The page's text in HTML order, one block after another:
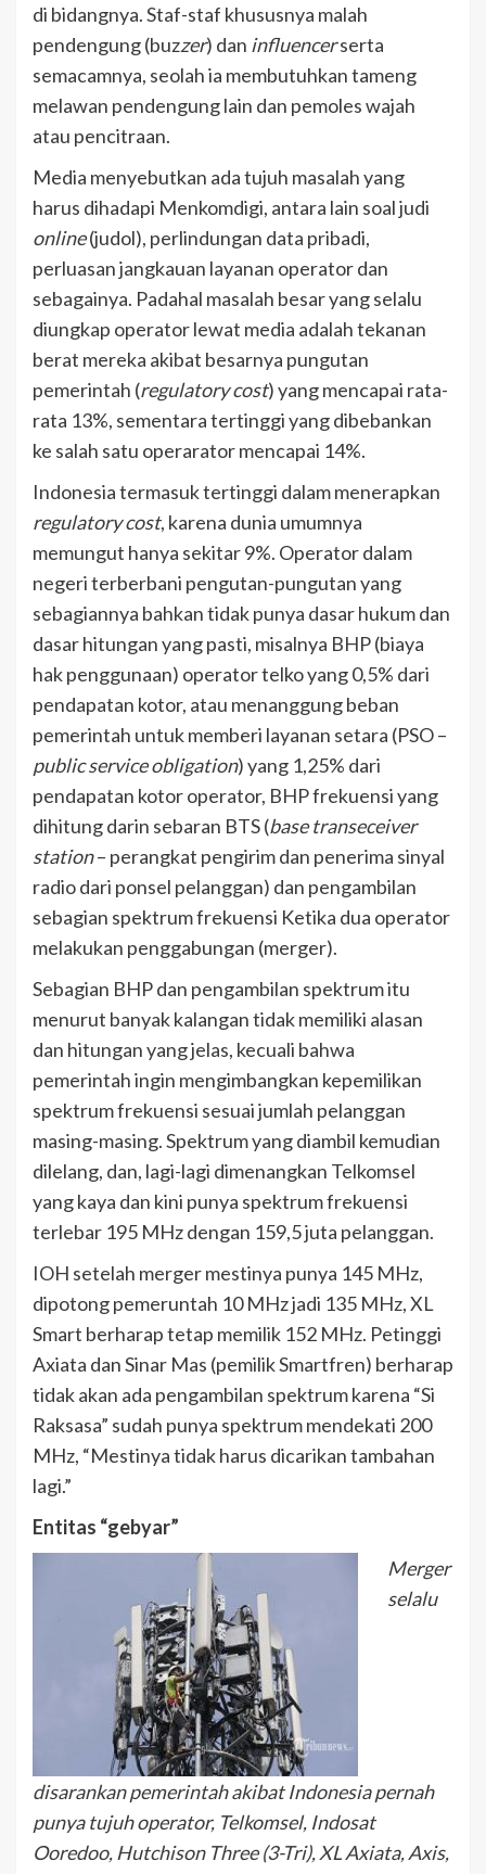
di bidangnya. Staf-staf khususnya malah
pendengung (buzzer) dan influencerserta
semacamnya, seolah ia membutuhkan tameng
melawan pendengung lain dan pemoles wajah
atau pencitraan.
Media menyebutkan ada tujuh masalah yang
harus dihadapi Menkomdigi, antara lain soal judi
online(judol), perlindungan data pribadi,
perluasan jangkauan layanan operator dan
sebagainya. Padahal masalah besar yang selalu
diungkap operator lewat media adalah tekanan
berat mereka akibat besarnya pungutan
pemerintah (regulatory cost) yang mencapai rata-
rata 13%, sementara tertinggi yang dibebankan
ke salah satu operarator mencapai 14%.
Indonesia termasuk tertinggi dalam menerapkan
regulatory cost, karena dunia umumnya
memungut hanya sekitar 9%. Operator dalam
negeri terberbani pengutan-pungutan yang
sebagiannya bahkan tidak punya dasar hukum dan
dasar hitungan yang pasti, misalnya BHP (biaya
hak penggunaan) operator telko yang 0,5% dari
pendapatan kotor, atau menanggung beban
pemerintah untuk memberi layanan setara (PSO –
public service obligation) yang 1,25% dari
pendapatan kotor operator, BHP frekuensi yang
dihitung darin sebaran BTS (base transeceiver
station– perangkat pengirim dan penerima sinyal
radio dari ponsel pelanggan) dan pengambilan
sebagian spektrum frekuensi Ketika dua operator
melakukan penggabungan (merger).
Sebagian BHP dan pengambilan spektrum itu
menurut banyak kalangan tidak memiliki alasan
dan hitungan yang jelas, kecuali bahwa
pemerintah ingin mengimbangkan kepemilikan
spektrum frekuensi sesuai jumlah pelanggan
masing-masing. Spektrum yang diambil kemudian
dilelang, dan, lagi-lagi dimenangkan Telkomsel
yang kaya dan kini punya spektrum frekuensi
terlebar 195 MHz dengan 159,5 juta pelanggan.
IOH setelah merger mestinya punya 145 MHz,
dipotong pemeruntah 10 MHz jadi 135 MHz, XL
Smart berharap tetap memilik 152 MHz. Petinggi
Axiata dan Sinar Mas (pemilik Smartfren) berharap
tidak akan ada pengambilan spektrum karena “Si
Raksasa” sudah punya spektrum mendekati 200
MHz, “Mestinya tidak harus dicarikan tambahan
lagi.”
Entitas “gebyar”
Merger
selalu
disarankan pemerintah akibat Indonesia pernah
punya tujuh operator, Telkomsel, Indosat
Ooredoo, Hutchison Three (3-Tri), XL Axiata, Axis,